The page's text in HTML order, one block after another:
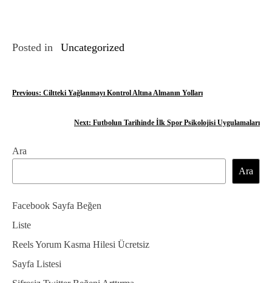
Posted in Uncategorized
Y
ı
g
e
z
i
n
Previous: Ciltteki Yağlanmayı Kontrol Altına Almanın Yolları
Next: Futbolun Tarihinde İlk Spor Psikolojisi Uygulamaları
Ara
Ara
Facebook Sayfa Beğen
Liste
Reels Yorum Kasma Hilesi Ücretsiz
Sayfa Listesi